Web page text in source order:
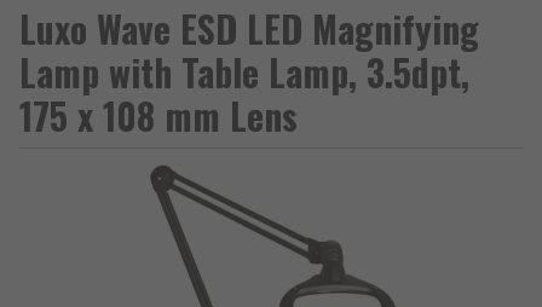
Luxo Wave ESD LED Magnifying
Lamp with Table Lamp, 3.5dpt,
175 x 108 mm Lens